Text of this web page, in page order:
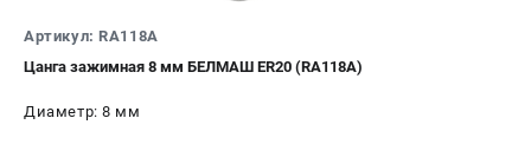
Артикул: RA118A
Цанга зажимная 8 мм БЕЛМАШ ER20 (RA118A)
Диаметр: 8 мм